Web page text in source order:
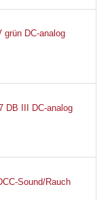
grün DC-analog
DB III DC-analog
Sound/Rauch